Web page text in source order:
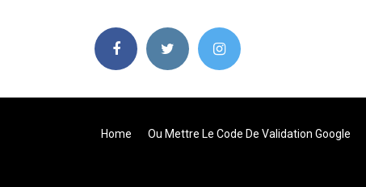
Home Ou Mettre Le Code De Validation Google